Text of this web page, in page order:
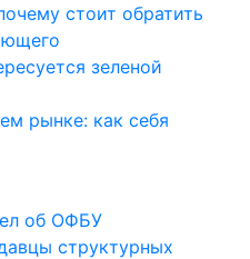
стоит обратить
зеленой
рынке: как себя
структурных